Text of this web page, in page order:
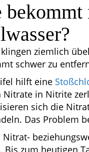
bekommt
ziemlich
schwer zu
hilft eine
Nitrate in Nitrite
sich die
Das Problem
Nitrat-